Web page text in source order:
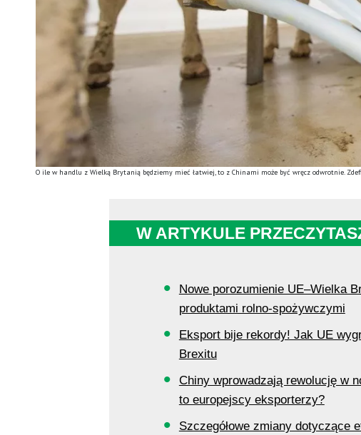
O ile w handlu z Wielką Brytanią będziemy mieć łatwiej, to z Chinami może być wręcz odwrotnie.
W ARTYKULE
Nowe porozumienie UE–Wielka
produktami rolno-spożywczymi
Eksport bije rekordy! Jak UE
Brexitu
Chiny wprowadzają rewolucję w
to europejscy eksporterzy?
Szczegółowe zmiany dotyczące